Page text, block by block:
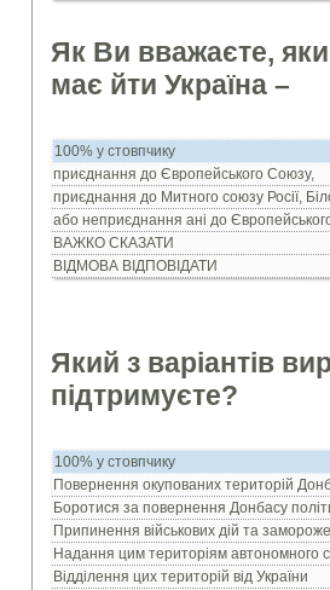
Як Ви вважаєте,
має йти Україна –
100% у стовпчику
приєднання до Європейського
приєднання до Митного союзу Росії,
або неприєднання анi до
ВАЖКО СКАЗАТИ
ВІДМОВА ВІДПОВІДАТИ
Який з варіантів
підтримуєте?
100% у стовпчику
Повернення окупованих територій
Боротися за повернення Донбасу
Припинення військових дій та
Надання цим територіям автономного
Відділення цих територій від України